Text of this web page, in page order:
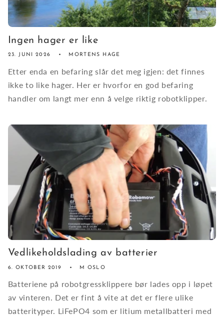
Ingen hager er like
23. JUNI 2026 MORTENS HAGE
Etter enda en befaring slår det meg igjen: det finnes
ikke to like hager. Her er hvorfor en god befaring
handler om langt mer enn å velge riktig robotklipper.
Vedlikeholdslading av batterier
6. OKTOBER 2019 M OSLO
Batteriene på robotgressklippere bør lades opp i løpet
av vinteren. Det er fint å vite at det er flere ulike
batterityper. LiFePO4 som er litium metallbatteri med